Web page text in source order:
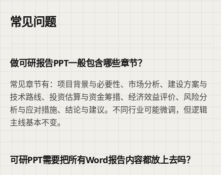
常见问题
做可研报告PPT一般包含哪些章节？
常见章节有：项目背景与必要性、市场分析、建设方案与
技术路线、投资估算与资金筹措、经济效益评价、风险分
析与应对措施、结论与建议。不同行业可能微调，但逻辑
主线基本不变。
可研PPT需要把所有Word报告内容都放上去吗？